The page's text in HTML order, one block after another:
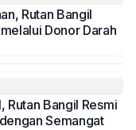
Rutan Bangil
Donor Darah
Rutan Bangil Resmi
Semangat